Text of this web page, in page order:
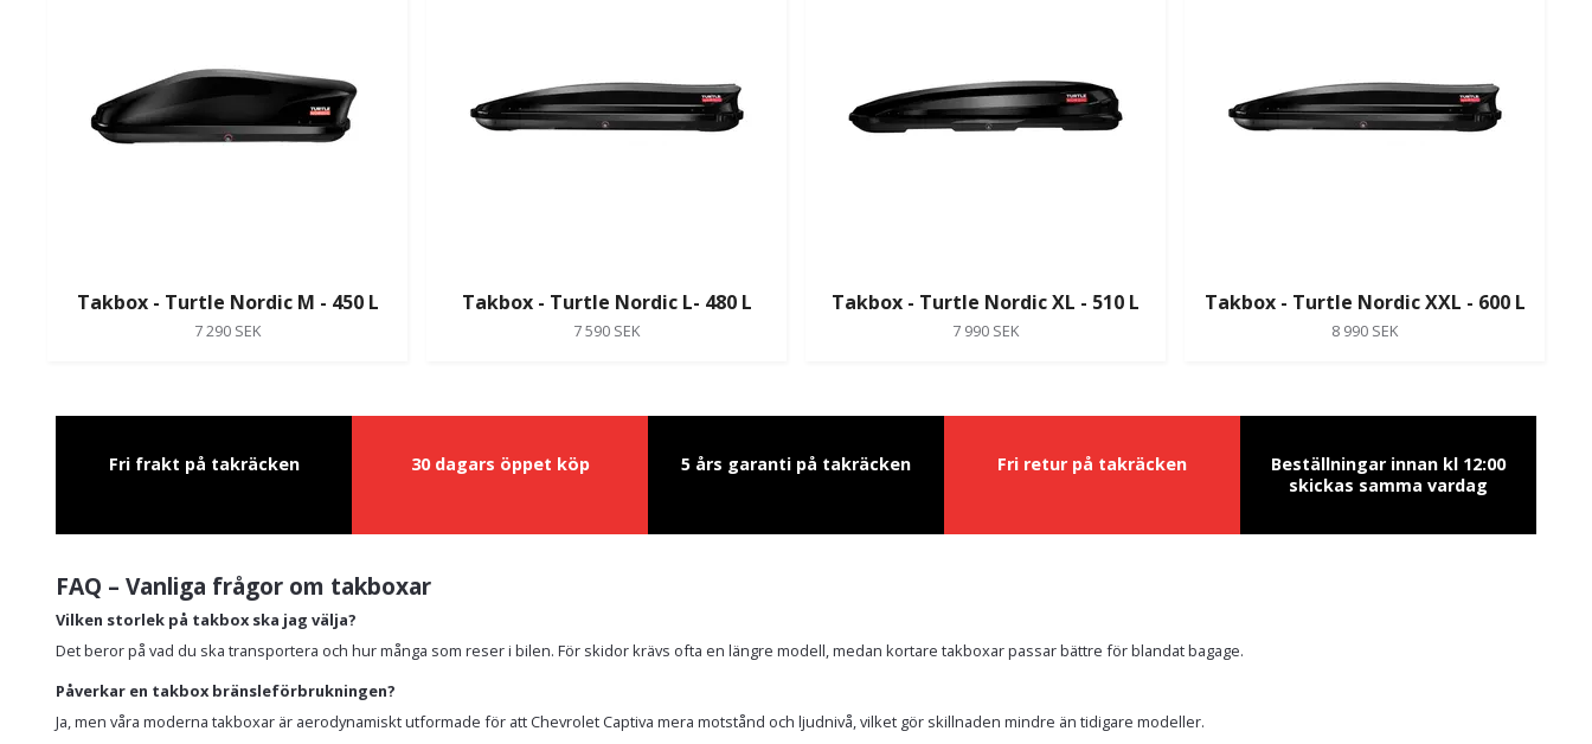
Takbox - Turtle Nordic M - 450 L
7 290 SEK
Takbox - Turtle Nordic L- 480 L
7 590 SEK
Takbox - Turtle Nordic XL - 510 L
7 990 SEK
Takbox - Turtle Nordic XXL - 600 L
8 990 SEK
Fri frakt på takräcken 30 dagars öppet köp 5 års garanti på takräcken Fri retur på takräcken
Beställningar innan kl 12:00
skickas samma vardag
FAQ – Vanliga frågor om takboxar
Vilken storlek på takbox ska jag välja?
Det beror på vad du ska transportera och hur många som reser i bilen. För skidor krävs ofta en längre modell, medan kortare takboxar passar bättre för blandat bagage.
Påverkar en takbox bränsleförbrukningen?
Ja, men våra moderna takboxar är aerodynamiskt utformade för att Chevrolet Captiva mera motstånd och ljudnivå, vilket gör skillnaden mindre än tidigare modeller.